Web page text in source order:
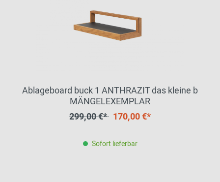
Ablageboard buck 1 ANTHRAZIT das kleine b
MÄNGELEXEMPLAR
299,00 €* 170,00 €*
Sofort lieferbar